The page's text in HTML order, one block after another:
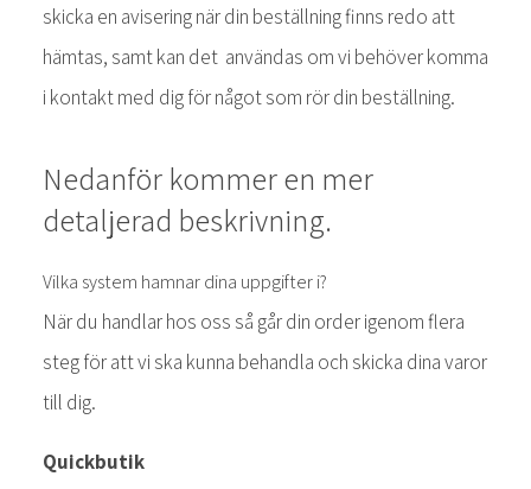
skicka en avisering när din beställning finns redo att
hämtas, samt kan det användas om vi behöver komma
i kontakt med dig för något som rör din beställning.
Nedanför kommer en mer
detaljerad beskrivning.
Vilka system hamnar dina uppgifter i?
När du handlar hos oss så går din order igenom flera
steg för att vi ska kunna behandla och skicka dina varor
till dig.
Quickbutik